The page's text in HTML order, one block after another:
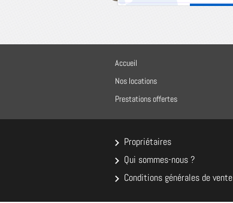
Accueil
Nos locations
Prestations offertes
Propriétaires
Qui sommes-nous ?
Conditions générales de vente